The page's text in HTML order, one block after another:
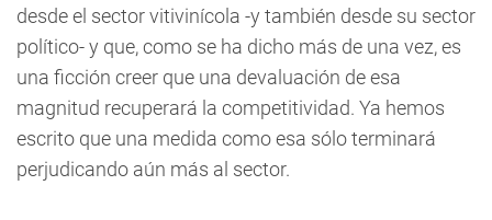
desde el sector vitivinícola -y también desde su sector
político- y que, como se ha dicho más de una vez, es
una ficción creer que una devaluación de esa
magnitud recuperará la competitividad. Ya hemos
escrito que una medida como esa sólo terminará
perjudicando aún más al sector.